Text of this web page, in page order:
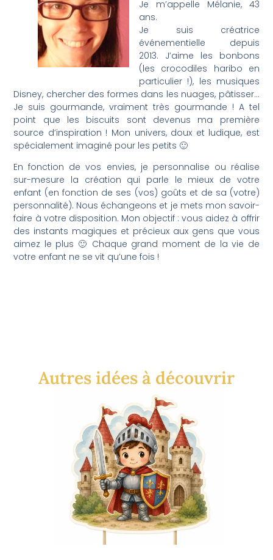
Je m’appelle Mélanie, 43
ans.
Je suis créatrice
événementielle depuis
2013. J’aime les bonbons
(les crocodiles haribo en
particulier !), les musiques
Disney, chercher des formes dans les nuages, pâtisser…
Je suis gourmande, vraiment très gourmande ! A tel
point que les biscuits sont devenus ma première
source d’inspiration ! Mon univers, doux et ludique, est
spécialement imaginé pour les petits 🙂
En fonction de vos envies, je personnalise ou réalise
sur-mesure la création qui parle le mieux de votre
enfant (en fonction de ses (vos) goûts et de sa (votre)
personnalité). Nous échangeons et je mets mon savoir-
faire à votre disposition. Mon objectif : vous aidez à offrir
des instants magiques et précieux aux gens que vous
aimez le plus 🙂 Chaque grand moment de la vie de
votre enfant ne se vit qu’une fois !
Autres idées à découvrir